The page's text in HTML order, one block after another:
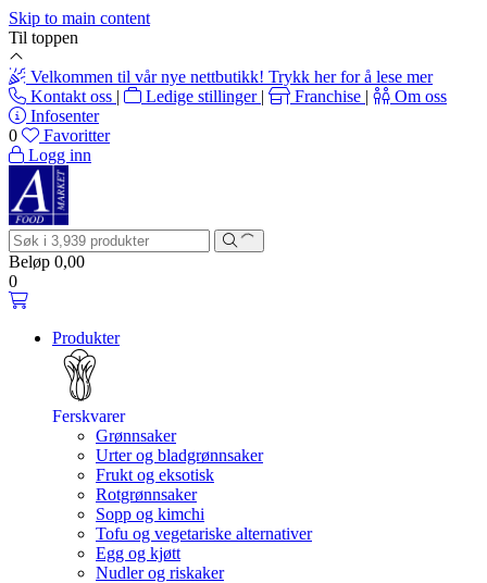
Skip to main content
Til toppen
Velkommen til vår nye nettbutikk! Trykk her for å lese mer
Kontakt oss | Ledige stillinger | Franchise |
Om oss
Infosenter
0
Favoritter
Logg inn
Beløp 0,00
0
Produkter
Ferskvarer
Grønnsaker
Urter og bladgrønnsaker
Frukt og eksotisk
Rotgrønnsaker
Sopp og kimchi
Tofu og vegetariske alternativer
Egg og kjøtt
Nudler og riskaker